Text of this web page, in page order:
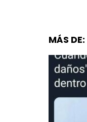
MÁS DE: